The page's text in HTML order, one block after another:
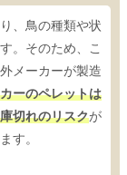
、鳥の種類や状
。そのため、こ
メーカーが製造
ーのペレットは
切れのリスクが
す。